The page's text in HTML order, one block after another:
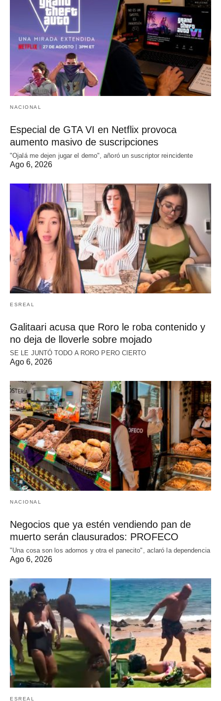
NACIONAL
Especial de GTA VI en Netflix provoca
aumento masivo de suscripciones
"Ojalá me dejen jugar el demo", añoró un suscriptor reincidente
Ago 6, 2026
ESREAL
Galitaari acusa que Roro le roba contenido y
no deja de lloverle sobre mojado
SE LE JUNTÓ TODO A RORO PERO CIERTO
Ago 6, 2026
NACIONAL
Negocios que ya estén vendiendo pan de
muerto serán clausurados: PROFECO
"Una cosa son los adornos y otra el panecito", aclaró la dependencia
Ago 6, 2026
ESREAL